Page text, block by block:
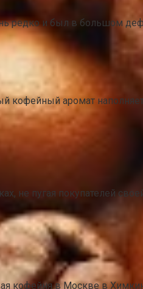
редко и был в большом
кофейный аромат
не пугая покупателей
кофейня в Москве в